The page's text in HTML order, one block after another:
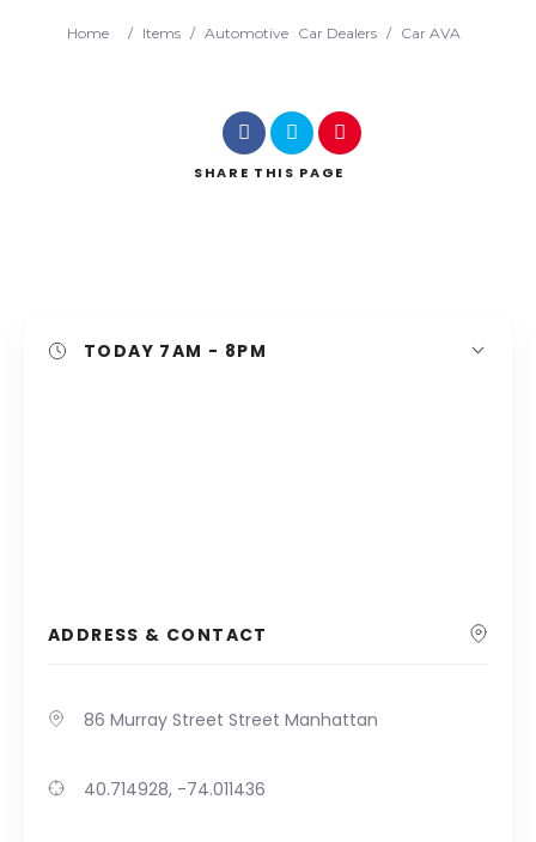
Location
Home / Items / Automotive Car Dealers / Car AVA
SHARE THIS PAGE
TODAY 7AM - 8PM
ADDRESS & CONTACT
86 Murray Street Street Manhattan
40.714928, -74.011436